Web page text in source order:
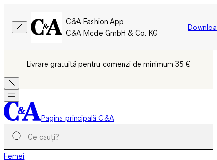
C&A Fashion App
C&A Mode GmbH & Co. KG
Livrare gratuită pentru comenzi de minimum 35 €
Pagina principală C&A
Femei